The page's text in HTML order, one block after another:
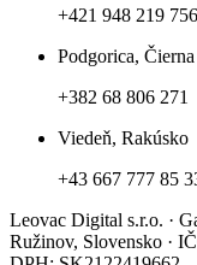
+421 948 219 756
Podgorica,
+382 68 806 271
Viedeň, Rakúsko
+43 667 777 85
Leovac Digital s.r.o. ·
Ružinov, Slovensko ·